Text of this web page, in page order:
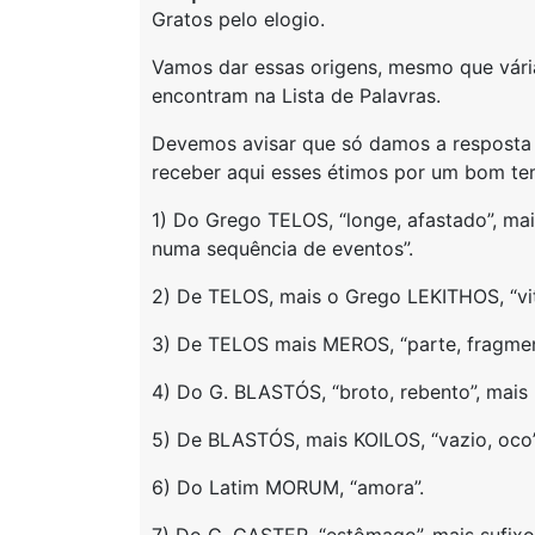
Gratos pelo elogio.
Vamos dar essas origens, mesmo que
encontram na Lista de Palavras.
Devemos avisar que só damos a
receber aqui esses étimos por um bom
1) Do Grego TELOS, “longe, afastado”,
numa sequência de eventos”.
2) De TELOS, mais o Grego LEKITHOS,
3) De TELOS mais MEROS, “parte,
4) Do G. BLASTÓS, “broto, rebento”, mais
5) De BLASTÓS, mais KOILOS, “vazio,
6) Do Latim MORUM, “amora”.